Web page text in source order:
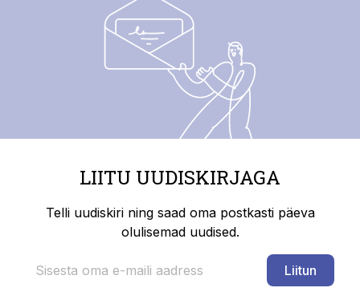
LIITU UUDISKIRJAGA
Telli uudiskiri ning saad oma postkasti päeva
olulisemad uudised.
Liitun